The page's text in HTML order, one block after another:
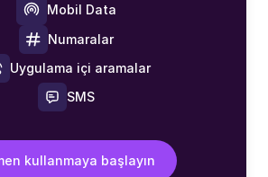
Mobil Data
Numaralar
Uygulama içi aramalar
SMS
kullanmaya başlayın